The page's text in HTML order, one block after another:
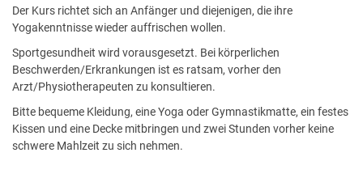
Der Kurs richtet sich an Anfänger und diejenigen, die ihre
Yogakenntnisse wieder auffrischen wollen.
Sportgesundheit wird vorausgesetzt. Bei körperlichen
Beschwerden/Erkrankungen ist es ratsam, vorher den
Arzt/Physiotherapeuten zu konsultieren.
Bitte bequeme Kleidung, eine Yoga oder Gymnastikmatte, ein festes
Kissen und eine Decke mitbringen und zwei Stunden vorher keine
schwere Mahlzeit zu sich nehmen.